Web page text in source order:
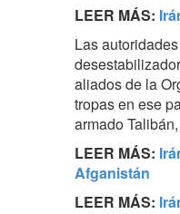
LEER MÁS:
Las
aliados de la
tropas en ese
armado
LEER MÁS:
Afganistán
LEER MÁS: